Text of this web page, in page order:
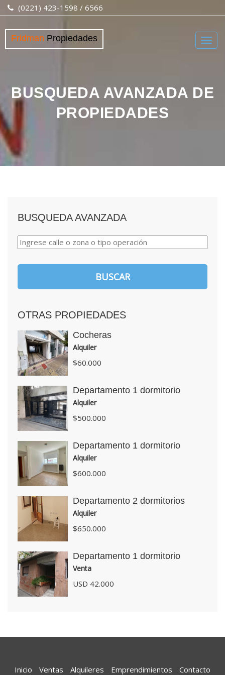
(0221) 423-1598 / 6566
Fridman Propiedades
BUSQUEDA AVANZADA DE
PROPIEDADES
BUSQUEDA AVANZADA
OTRAS PROPIEDADES
Cocheras
Alquiler
$60.000
Departamento 1 dormitorio
Alquiler
$500.000
Departamento 1 dormitorio
Alquiler
$600.000
Departamento 2 dormitorios
Alquiler
$650.000
Departamento 1 dormitorio
Venta
USD 42.000
Inicio Ventas Alquileres Emprendimientos Contacto